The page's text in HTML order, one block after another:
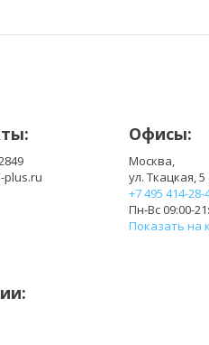
plus.ru
Офисы:
Москва,
ул. Ткацкая,
+7 495 414-28-
Пн-Вс 09:00-
Показать на